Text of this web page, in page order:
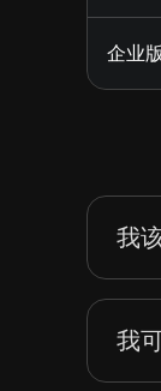
企业版
我
我